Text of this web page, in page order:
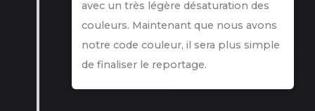
avec un très légère désaturation des
couleurs. Maintenant que nous avons
notre code couleur, il sera plus simple
de finaliser le reportage.